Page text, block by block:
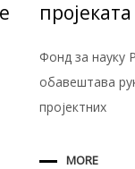
пројеката
Фонд за науку
обавештава
пројектних
MORE